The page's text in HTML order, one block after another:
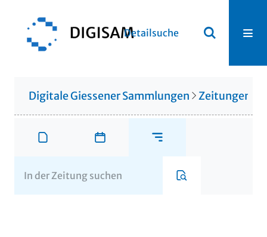
Detailsuche
Digitale Giessener Sammlungen Zeitungen